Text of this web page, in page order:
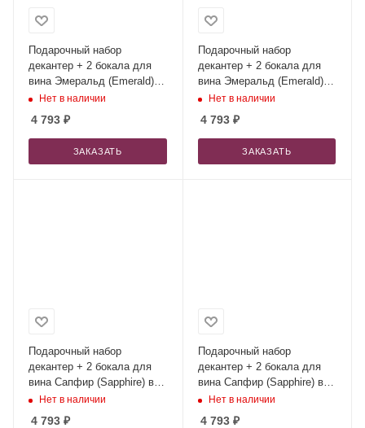
Подарочный набор
декантер + 2 бокала для
вина Эмеральд (Emerald) в
синей коробке
Нет в наличии
4 793 ₽
ЗАКАЗАТЬ
Подарочный набор
декантер + 2 бокала для
вина Эмеральд (Emerald) в
черной коробке
Нет в наличии
4 793₽
ЗАКАЗАТЬ
Подарочный набор
декантер + 2 бокала для
вина Сапфир (Sapphire) в
серой коробке
Нет в наличии
4 793 ₽
Подарочный набор
декантер + 2 бокала для
вина Сапфир (Sapphire) в
синей коробке
Нет в наличии
4 793₽